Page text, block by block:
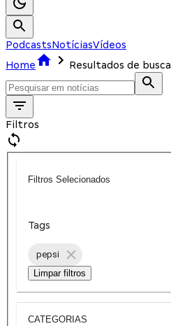
PodcastsNotíciasVídeos
Home
Resultados de busca
Filtros
Filtros Selecionados
Tags
pepsi
Limpar filtros
CATEGORIAS